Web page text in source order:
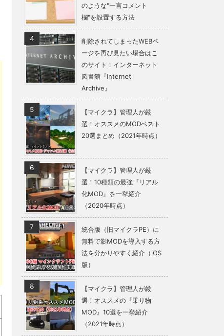
のような"一言コメント
欄"を設置する方法
削除されてしまったWEBペ
ージを再び見たい場合はこ
のサイト！インターネット
図書館『Internet
Archive』
【マイクラ】管理人が厳
選！オススメのMODベスト
20選まとめ（2021年時点）
【マイクラ】管理人が厳
選！10種類の最強『リアル
化MOD』を一挙紹介
（2020年時点）
統合版（旧マイクラPE）に
無料で影MODを導入する方
法を分かりやすく紹介（iOS
版）
【マイクラ】管理人が厳
選！オススメの『乗り物
MOD』10選を一挙紹介
（2021年時点）